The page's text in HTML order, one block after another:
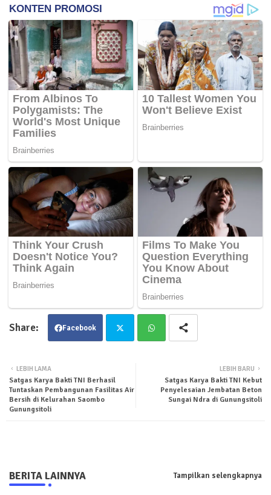
Facebook
ter
LEBIH BARU
Satgas Karya Bakti TNI Kebut
Penyelesaian Jembatan Beton
Sungai Ndra di Gunungsitoli
LEBIH LAMA
Satgas Karya Bakti TNI Berhasil
Tuntaskan Pembangunan Fasilitas Air
Bersih di Kelurahan Saombo
Gunungsitoli
BERITA LAINNYA Tampilkan selengkapnya